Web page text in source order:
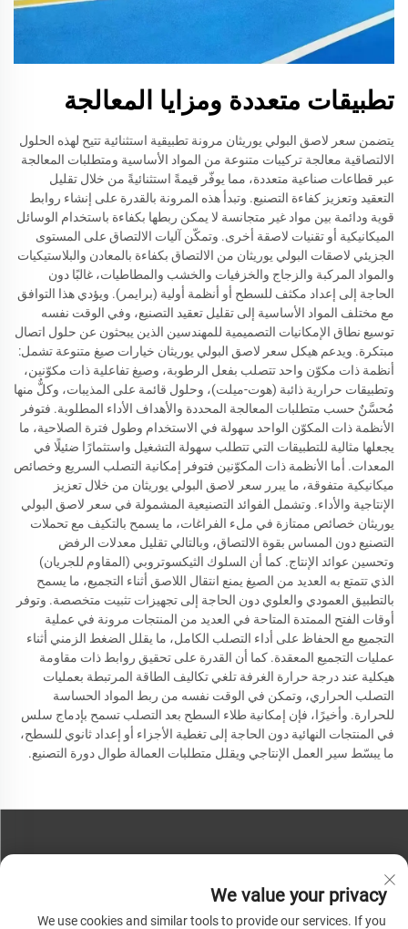
تطبيقات متعددة ومزايا المعالجة
يتضمن سعر لاصق البولي يوريثان مرونة تطبيقية استثنائية تتيح لهذه الحلول
الالتصاقية معالجة تركيبات متنوعة من المواد الأساسية ومتطلبات المعالجة
عبر قطاعات صناعية متعددة، مما يوفّر قيمةً استثنائيةً من خلال تقليل
التعقيد وتعزيز كفاءة التصنيع. وتبدأ هذه المرونة بالقدرة على إنشاء روابط
قوية ودائمة بين مواد غير متجانسة لا يمكن ربطها بكفاءة باستخدام الوسائل
الميكانيكية أو تقنيات لاصقة أخرى. وتمكّن آليات الالتصاق على المستوى
الجزيئي لاصقات البولي يوريثان من الالتصاق بكفاءة بالمعادن والبلاستيكيات
والمواد المركبة والزجاج والخزفيات والخشب والمطاطيات، غالبًا دون
الحاجة إلى إعداد مكثف للسطح أو أنظمة أولية (برايمر). ويؤدي هذا التوافق
مع مختلف المواد الأساسية إلى تقليل تعقيد التصنيع، وفي الوقت نفسه
توسيع نطاق الإمكانيات التصميمية للمهندسين الذين يبحثون عن حلول اتصال
مبتكرة. ويدعم هيكل سعر لاصق البولي يوريثان خيارات صيغ متنوعة تشمل:
أنظمة ذات مكوّن واحد تتصلب بفعل الرطوبة، وصيغ تفاعلية ذات مكوّنين،
وتطبيقات حرارية ذائبة (هوت-ميلت)، وحلول قائمة على المذيبات، وكلٌّ منها
مُحسَّنٌ حسب متطلبات المعالجة المحددة والأهداف الأداء المطلوبة. فتوفر
الأنظمة ذات المكوّن الواحد سهولة في الاستخدام وطول فترة الصلاحية، ما
يجعلها مثالية للتطبيقات التي تتطلب سهولة التشغيل واستثمارًا ضئيلًا في
المعدات. أما الأنظمة ذات المكوّنين فتوفر إمكانية التصلب السريع وخصائص
ميكانيكية متفوقة، ما يبرر سعر لاصق البولي يوريثان من خلال تعزيز
الإنتاجية والأداء. وتشمل الفوائد التصنيعية المشمولة في سعر لاصق البولي
يوريثان خصائص ممتازة في ملء الفراغات، ما يسمح بالتكيف مع تحملات
التصنيع دون المساس بقوة الالتصاق، وبالتالي تقليل معدلات الرفض
وتحسين عوائد الإنتاج. كما أن السلوك الثيكسوتروبي (المقاوم للجريان)
الذي تتمتع به العديد من الصيغ يمنع انتقال اللاصق أثناء التجميع، ما يسمح
بالتطبيق العمودي والعلوي دون الحاجة إلى تجهيزات تثبيت متخصصة. وتوفر
أوقات الفتح الممتدة المتاحة في العديد من المنتجات مرونة في عملية
التجميع مع الحفاظ على أداء التصلب الكامل، ما يقلل الضغط الزمني أثناء
عمليات التجميع المعقدة. كما أن القدرة على تحقيق روابط ذات مقاومة
هيكلية عند درجة حرارة الغرفة تلغي تكاليف الطاقة المرتبطة بعمليات
التصلب الحراري، وتمكن في الوقت نفسه من ربط المواد الحساسة
للحرارة. وأخيرًا، فإن إمكانية طلاء السطح بعد التصلب تسمح بإدماج سلس
في المنتجات النهائية دون الحاجة إلى تغطية الأجزاء أو إعداد ثانوي للسطح،
ما يبسّط سير العمل الإنتاجي ويقلل متطلبات العمالة طوال دورة التصنيع.
هاتف:+86-13793890209
We value your privacy
We use cookies and similar tools to provide our services. If you